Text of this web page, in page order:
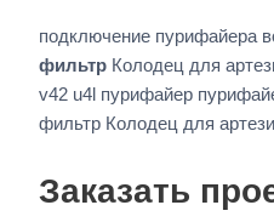
подключение пурифайера
фильтр Колодец для
v42 u4l пурифайер
фильтр Колодец для
Заказать